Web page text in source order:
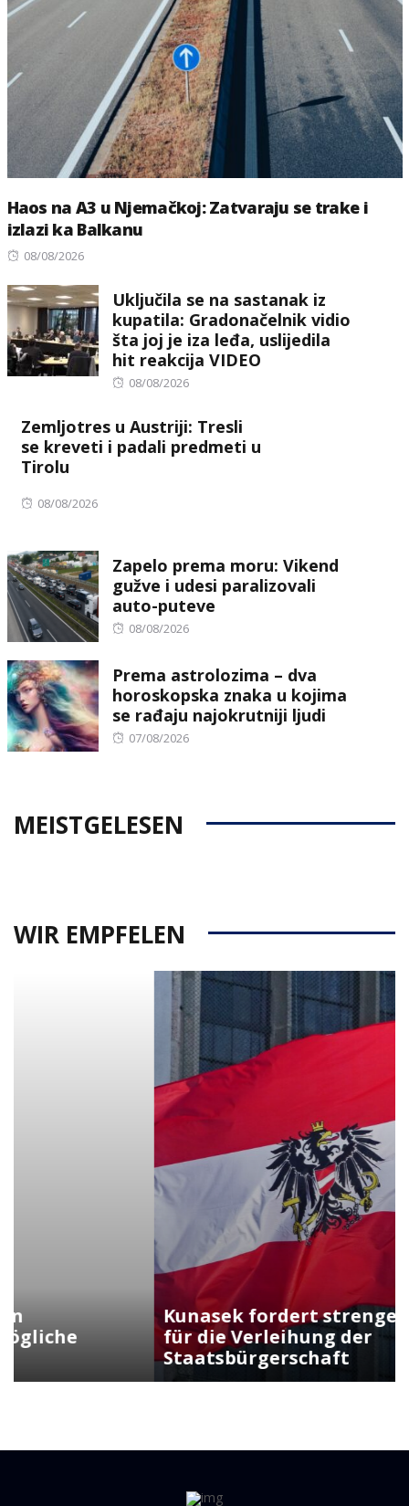
Haos na A3 u Njemačkoj: Zatvaraju se trake i
izlazi ka Balkanu
Posted
08/08/2026
Uključila se na sastanak iz
kupatila: Gradonačelnik vidio
šta joj je iza leđa, uslijedila
hit reakcija VIDEO
Posted
08/08/2026
Zemljotres u Austriji: Tresli
se kreveti i padali predmeti u
Tirolu
Posted
08/08/2026
Zapelo prema moru: Vikend
gužve i udesi paralizovali
auto-puteve
Posted
08/08/2026
Prema astrolozima – dva
horoskopska znaka u kojima
se rađaju najokrutniji ljudi
Posted
07/08/2026
MEISTGELESEN
WIR EMPFELEN
Kunasek fordert strengere Regeln
für die Verleihung der
Staatsbürgerschaft